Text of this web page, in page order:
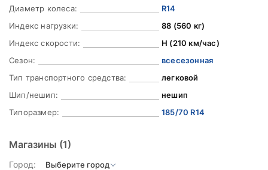
Диаметр колеса:
R14
Индекс нагрузки:
88 (560 кг)
Индекс скорости:
H (210 км/час)
Сезон:
всесезонная
Тип транспортного средства:
легковой
Шип/нешип:
нешип
Типоразмер:
185/70 R14
Магазины (1)
Город: